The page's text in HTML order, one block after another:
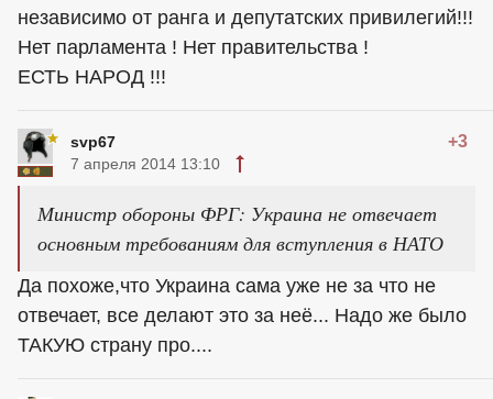
независимо от ранга и депутатских привилегий!!!
Нет парламента ! Нет правительства !
ЕСТЬ НАРОД !!!
svp67 +3
7 апреля 2014 13:10
Министр обороны ФРГ: Украина не отвечает
основным требованиям для вступления в НАТО
Да похоже,что Украина сама уже не за что не
отвечает, все делают это за неё... Надо же было
ТАКУЮ страну про....